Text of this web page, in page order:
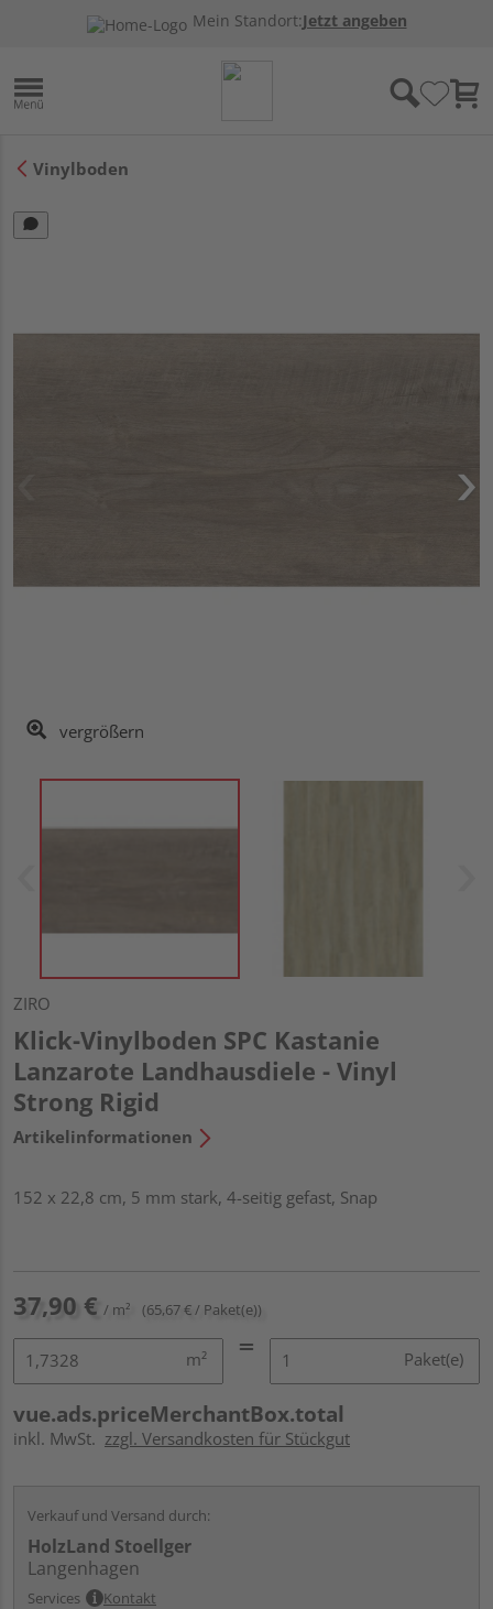
Mein Standort:Jetzt angeben
Vinylboden
vergrößern
ZIRO
Klick-Vinylboden SPC Kastanie
Lanzarote Landhausdiele - Vinyl
Strong Rigid
Artikelinformationen
152 x 22,8 cm, 5 mm stark, 4-seitig gefast, Snap
37,90 € / m² (65,67 € / Paket(e))
m² Paket(e)
vue.ads.priceMerchantBox.total
inkl. MwSt. zzgl. Versandkosten für Stückgut
Verkauf und Versand durch:
HolzLand Stoellger
Langenhagen
Services Kontakt